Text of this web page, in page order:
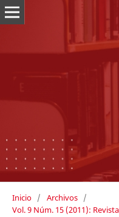
Inicio / Archivos /
Vol. 9 Núm. 15 (2011):